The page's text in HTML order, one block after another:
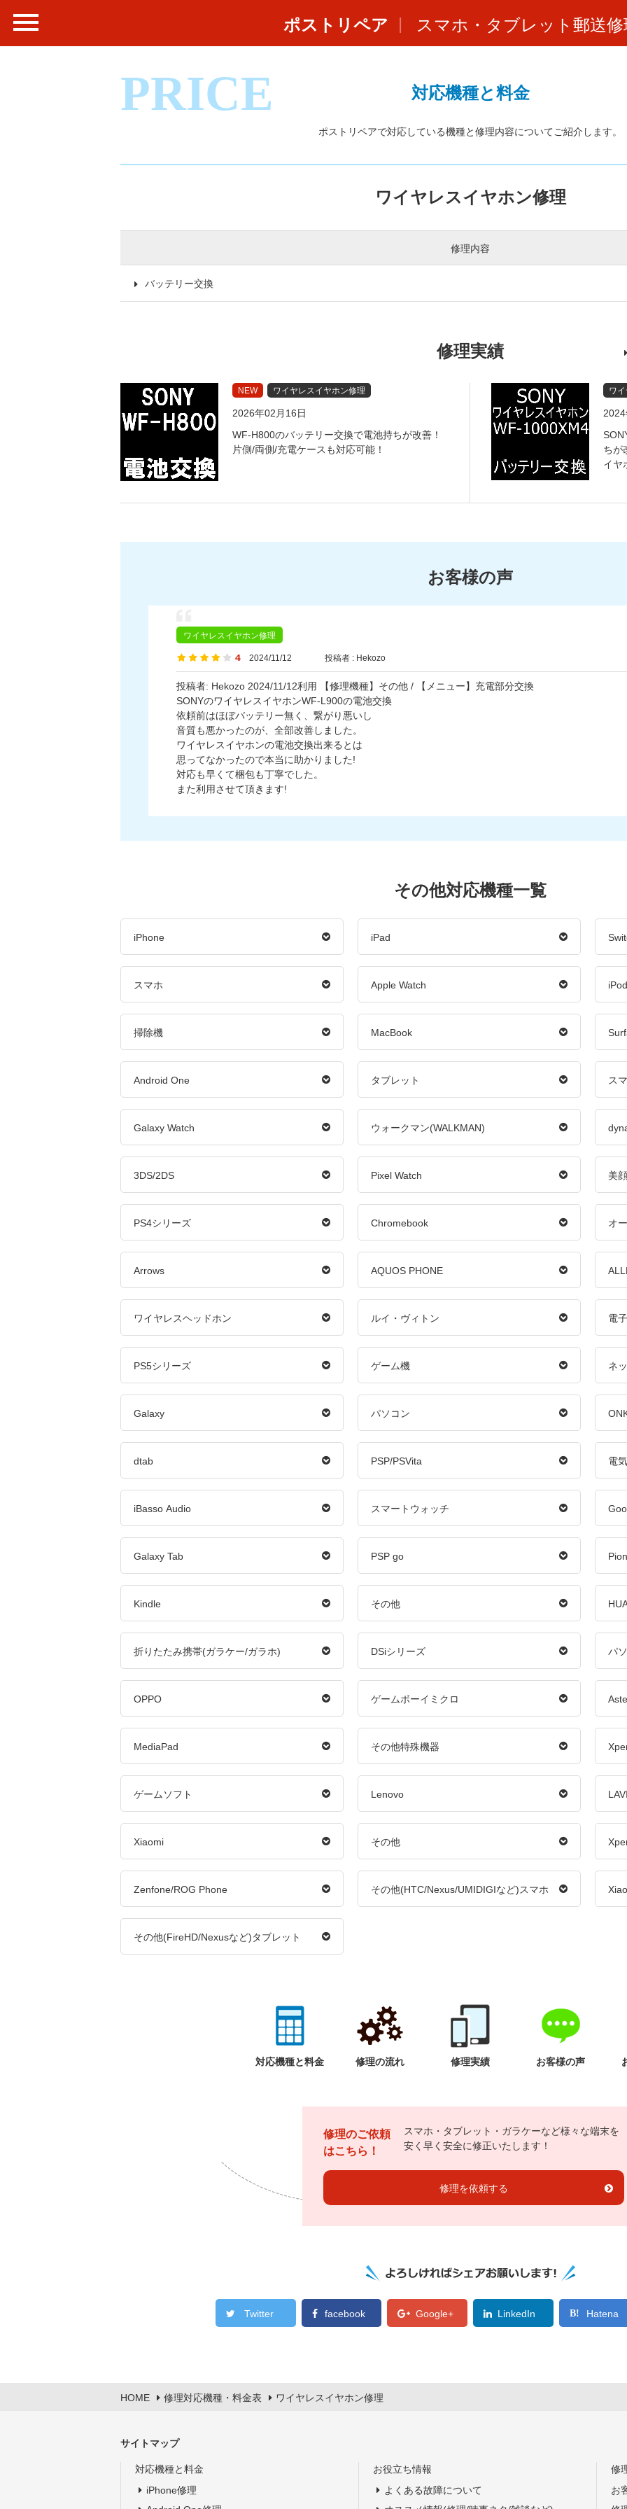
ポストリペア スマホ・タブレット郵送修
PRICE 対応機種と料金
ポストリペアで対応している機種と修理内容についてご紹介します。
ワイヤレスイヤホン修理
修理内容
バッテリー交換
修理実績
NEW ワイヤレスイヤホン修理
2026年02月16日
WF-H800のバッテリー交換で電池持ちが改善！
片側/両側/充電ケースも対応可能！
ワ
ちが
イヤ
お客様の声
ワイヤレスイヤホン修理
2024/11/12 投稿者 : Hekozo
投稿者: Hekozo 2024/11/12利用 【修理機種】その他 / 【メニュー】充電部分交換
SONYのワイヤレスイヤホンWF-L900の電池交換
依頼前はほぼバッテリー無く、繋がり悪いし
音質も悪かったのが、全部改善しました。
ワイヤレスイヤホンの電池交換出来るとは
思ってなかったので本当に助かりました!
対応も早くて梱包も丁寧でした。
また利用させて頂きます!
その他対応機種一覧
iPhone iPad
スマホ Apple Watch iPod
掃除機 MacBook
Android One タブレット ス
Galaxy Watch ウォークマン(WALKMAN)
3DS/2DS Pixel Watch 美
PS4シリーズ Chromebook オ
Arrows AQUOS PHONE
ワイヤレスヘッドホン ルイ・ヴィトン 電
PS5シリーズ ゲーム機 ネ
Galaxy パソコン
dtab PSP/PSVita 電
iBasso Audio スマートウォッチ
Galaxy Tab PSP go
Kindle その他
折りたたみ携帯(ガラケー/ガラホ) DSiシリーズ パ
OPPO ゲームボーイミクロ
MediaPad その他特殊機器
ゲームソフト Lenovo
Xiaomi その他
Zenfone/ROG Phone その他(HTC/Nexus/UMIDIGIなど)スマホ
その他(FireHD/Nexusなど)タブレット
対応機種と料金 修理の流れ 修理実績 お客様の声
修理のご依頼
はこちら！
スマホ・タブレット・ガラケーなど様々な端末を
安く早く安全に修正いたします！
修理を依頼する
Twitter facebook Google+ LinkedIn Hatena
HOME 修理対応機種・料金表 ワイヤレスイヤホン修理
サイトマップ
対応機種と料金
iPhone修理
お役立ち情報
よくある故障について
修
お